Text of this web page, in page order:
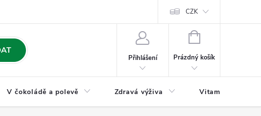
Formulář pro odstoupení od
CZK
Přihlášení
NÁKUPNÍ
Prázdný košík
V čokoládě a polevě Zdravá výživa Vitamíny a